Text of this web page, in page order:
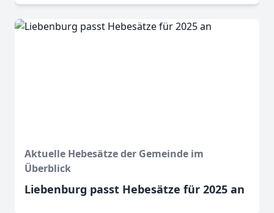
Aktuelle Hebesätze der Gemeinde im
Überblick
Liebenburg passt Hebesätze für 2025 an